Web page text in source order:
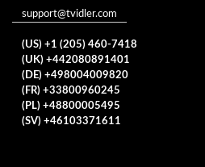
support@tvidler.com
(US) +1 (205) 460-7418
(UK) +442080891401
(DE) +498004009820
(FR) +33800960245
(PL) +48800005495
(SV) +46103371611